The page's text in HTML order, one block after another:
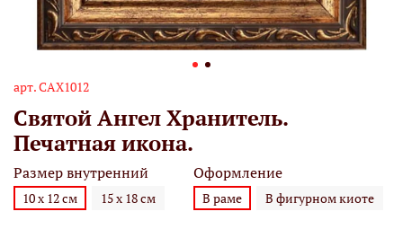
арт.САХ1012
Святой Ангел Хранитель.
Печатная икона.
Размер внутренний
10 х 12 см 15 х 18 см
Оформление
В раме В фигурном киоте